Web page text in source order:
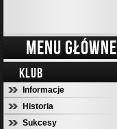
MENU GŁÓWNE
KLUB
Informacje
Historia
Sukcesy